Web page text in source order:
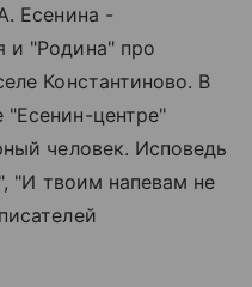
Есенина -
и "Родина" про
Константиново. В
"Есенин-центре"
человек. Исповедь
"И твоим напевам не